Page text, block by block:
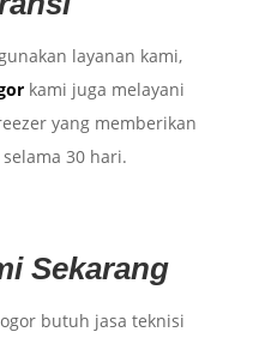
layanan kami,
kami juga melayani
yang memberikan
30 hari.
Sekarang
butuh jasa teknisi